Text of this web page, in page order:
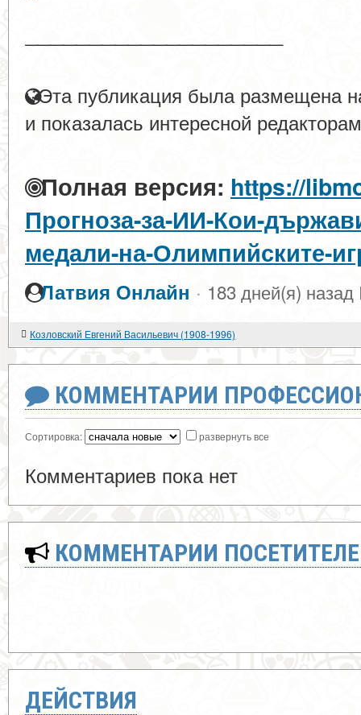
Эта публикация была размещена
и показалась интересной
Полная версия: https://
Прогноза-за-ИИ-Кои-
медали-на-Олимпийските-
Латвия Онлайн · 183 дней(я) назад
Козловский Евгений Васильевич (1908-1996)
КОММЕНТАРИИ
Сортировка: развернуть все
Комментариев пока нет
КОММЕНТАРИИ
ДЕЙСТВИЯ